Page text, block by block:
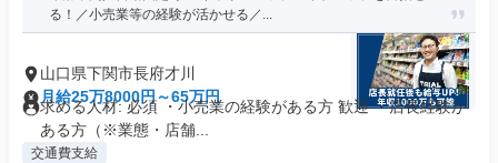
る！／小売業等の経験が活かせる／...
山口県下関市長府才川
月給25万8000円～65万円
求める人材: 必須 ・小売業の経験がある方 歓迎 ・店長経験が
ある方（※業態・店舗...
交通費支給